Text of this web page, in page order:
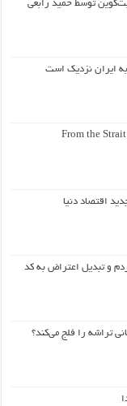
توسط حمید رابعی
ایران نزدیک است
From the
اقتصاد دنیا
و تبدیل اعتراض به کد
تراشه را فلج می‌کند؟